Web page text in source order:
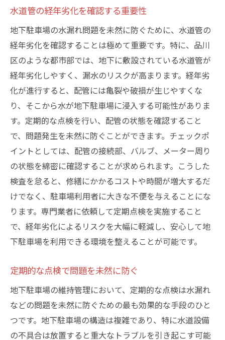
水道管の経年劣化を確認する重要性
地下駐車場の水漏れ問題を未然に防ぐために、水道管の
経年劣化を確認することは極めて重要です。特に、品川
区のような都市部では、地下に敷設されている水道管が
経年劣化しやすく、漏水のリスクが高まります。経年劣
化が進行すると、配管には亀裂や破損が生じやすくな
り、そこから水が地下駐車場に浸入する可能性がありま
す。定期的な点検を行い、配管の状態を確認すること
で、問題発生を未然に防ぐことができます。チェックポ
イントとしては、配管の接続部、バルブ、メーター周り
の状態を綿密に確認することが求められます。こうした
検査を怠ると、修繕にかかるコストや時間が増大するだ
けでなく、駐車場利用者に大きな不便を与えることにな
ります。専門業者に依頼して定期点検を実施すること
で、経年劣化によるリスクを大幅に軽減し、安心して地
下駐車場を利用できる環境を整えることが可能です。
定期的な点検で問題を未然に防ぐ
地下駐車場の維持管理において、定期的な点検は水漏れ
などの問題を未然に防ぐための最も効果的な手段のひと
つです。地下駐車場の構造は複雑であり、特に水道設備
の不具合は放置すると重大なトラブルを引き起こす可能